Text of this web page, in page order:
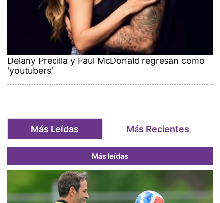
Delany Precilla y Paul McDonald regresan como
'youtubers'
Más Leídas Más Recientes
Más leídas